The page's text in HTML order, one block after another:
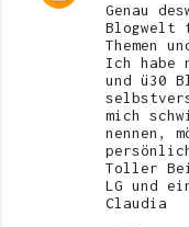
Genau
Themen
Ich habe
und ü30
mich
nennen,
Toller
LG und
Claudia